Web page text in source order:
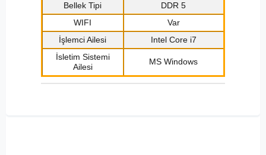
Bellek Tipi
DDR 5
WIFI
Var
İşlemci Ailesi
Intel Core i7
İsletim Sistemi
Ailesi
MS Windows